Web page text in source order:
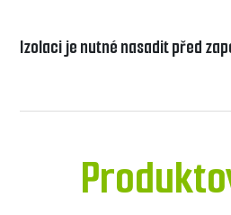
Izolaci je nutné nasadit před